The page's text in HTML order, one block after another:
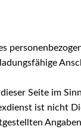
Seite im
ist nicht